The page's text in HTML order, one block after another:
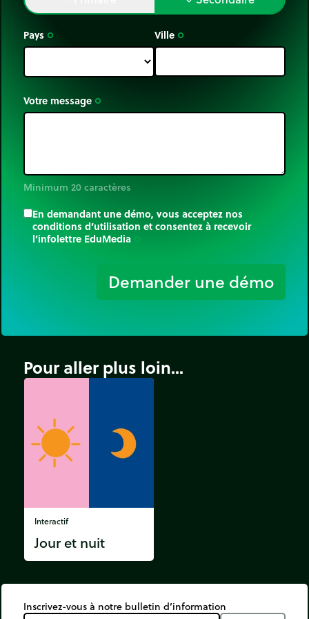
Pays trip_origin Ville trip_origin
Votre message trip_origin
Minimum 20 caractères
En demandant une démo, vous acceptez nos
conditions d’utilisation et consentez à recevoir
l’infolettre EduMedia
Demander une démo
Pour aller plus loin...
Interactif
Jour et nuit
Inscrivez-vous à notre bulletin d’information